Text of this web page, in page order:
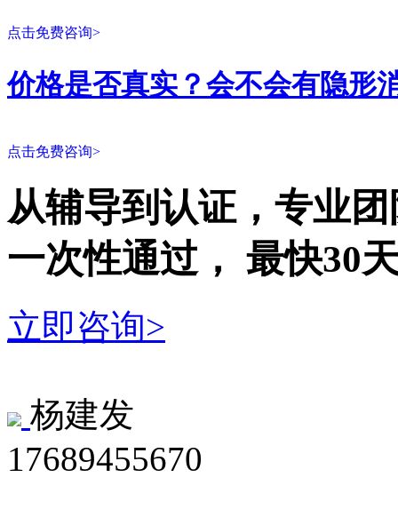
点击免费咨询>
价格是否真实？会不会有隐形
点击免费咨询>
从辅导到认证，专业
一次性通过， 最快30
立即咨询>
杨建发
17689455670